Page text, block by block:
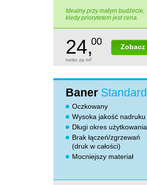
Idealny przy małym budżecie,
kiedy priorytetem jest cena.
Zobacz
24,00
netto za m2
Baner Standard
Oczkowany
Wysoka jakość nadruku
Długi okres użytkowania
Brak łączeń/zgrzewań
(druk w całości)
Mocniejszy materiał